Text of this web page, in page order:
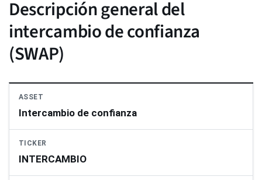
Descripción general del
intercambio de confianza
(SWAP)
ASSET
Intercambio de confianza
TICKER
INTERCAMBIO